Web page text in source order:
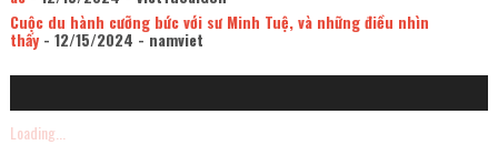
Cuộc du hành cưỡng bức với sư Minh Tuệ, và những điều nhìn
thấy- 12/15/2024 - namviet
Loading...